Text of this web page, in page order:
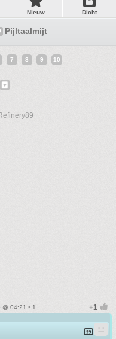
Nieuw Dicht
Pijltaalmijt
7 8 9 10
04:21 • 1